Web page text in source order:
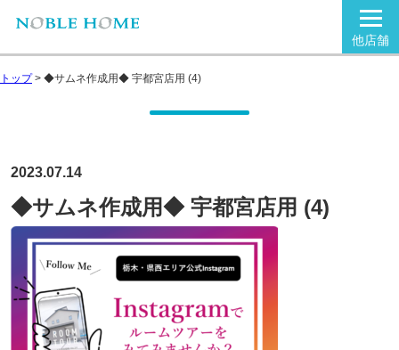
他店舗
トップ> ◆サムネ作成用◆ 宇都宮店用 (4)
2023.07.14
◆サムネ作成用◆ 宇都宮店用 (4)